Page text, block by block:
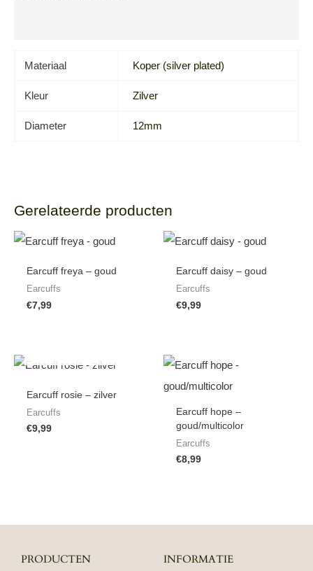
Materiaal Koper (silver plated)
Kleur Zilver
Diameter 12mm
Gerelateerde producten
Earcuff freya – goud
Earcuffs
€7,99
Earcuff daisy – goud
Earcuffs
€9,99
Earcuff rosie – zilver
Earcuffs
€9,99
Earcuff hope –
goud/multicolor
Earcuffs
€8,99
PRODUCTEN INFORMATIE